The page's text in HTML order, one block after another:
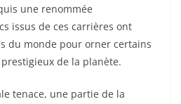
une renommée
issus de ces carrières ont
du monde pour orner certains
de la planète.
tenace, une partie de la